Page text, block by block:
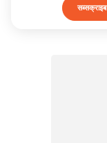
सब्सक्राइब